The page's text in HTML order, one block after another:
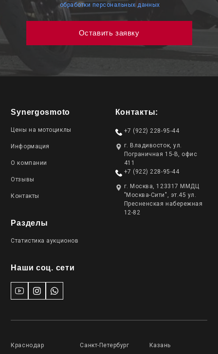
обработки персональных данных
Synergosmoto
Цены на мотоциклы
Информация
О компании
Отзывы
Контакты
Разделы
Статистика аукционов
Наши соц. сети
Контакты:
+7 (922) 228-95-44
г. Владивосток, ул.
Пограничная 15-В, офис
411
+7 (922) 228-95-44
г. Москва, 123317 ММДЦ
"Москва-Сити", эт.45 ул.
Пресненская набережная
12-82
Краснодар Санкт-Петербург Казань